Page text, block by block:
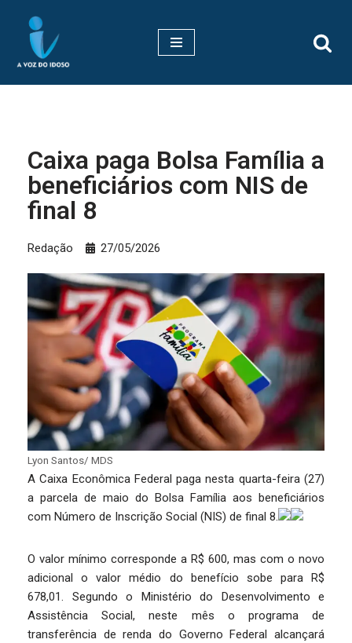
Pular
para
Caixa paga Bolsa Família a
beneficiários com NIS de
final 8
Redação 27/05/2026
Lyon Santos/ MDS
A Caixa Econômica Federal paga nesta quarta-feira (27)
a parcela de maio do Bolsa Família aos beneficiários
com Número de Inscrição Social (NIS) de final 8.
O valor mínimo corresponde a R$ 600, mas com o novo
adicional o valor médio do benefício sobe para R$
678,01. Segundo o Ministério do Desenvolvimento e
Assistência Social, neste mês o programa de
transferência de renda do Governo Federal alcançará